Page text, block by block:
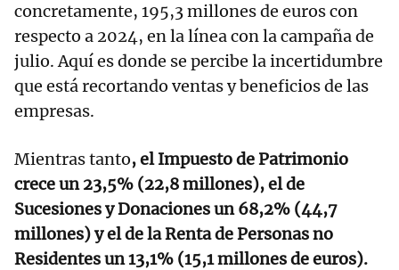
concretamente, 195,3 millones de euros con
respecto a 2024, en la línea con la campaña de
julio. Aquí es donde se percibe la incertidumbre
que está recortando ventas y beneficios de las
empresas.
Mientras tanto, el Impuesto de Patrimonio
crece un 23,5% (22,8 millones), el de
Sucesiones y Donaciones un 68,2% (44,7
millones) y el de la Renta de Personas no
Residentes un 13,1% (15,1 millones de euros).